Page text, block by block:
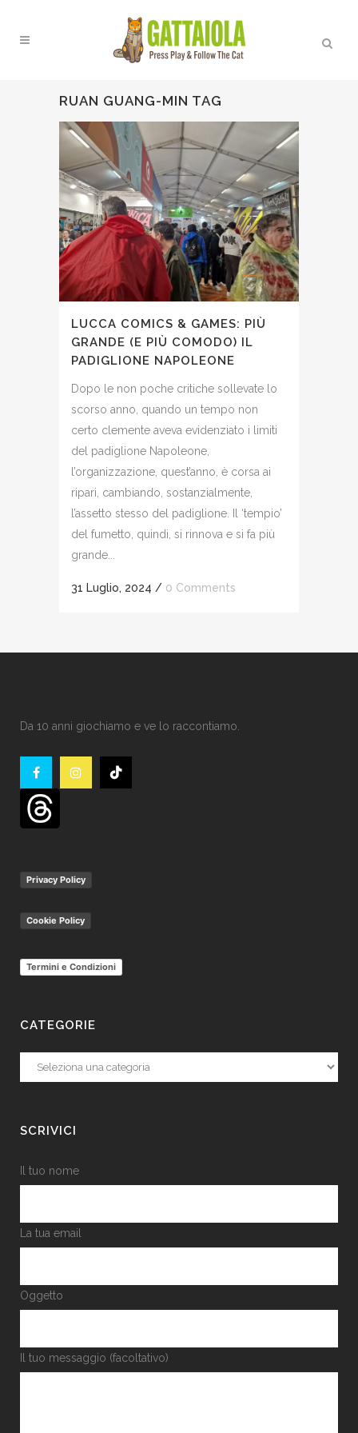
RUAN GUANG-MIN TAG
LUCCA COMICS & GAMES: PIÙ
GRANDE (E PIÙ COMODO) IL
PADIGLIONE NAPOLEONE
Dopo le non poche critiche sollevate lo
scorso anno, quando un tempo non
certo clemente aveva evidenziato i limiti
del padiglione Napoleone,
l’organizzazione, quest’anno, è corsa ai
ripari, cambiando, sostanzialmente,
l’assetto stesso del padiglione. Il ‘tempio’
del fumetto, quindi, si rinnova e si fa più
grande...
31 Luglio, 2024 / 0 Comments
Da 10 anni giochiamo e ve lo raccontiamo.
Privacy Policy
Cookie Policy
Termini e Condizioni
CATEGORIE
Categorie
SCRIVICI
Il tuo nome
La tua email
Oggetto
Il tuo messaggio (facoltativo)